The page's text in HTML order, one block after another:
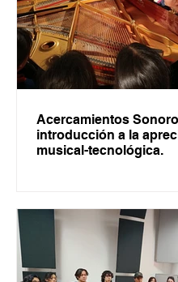
Acercamientos
introducción a la
musical-tecnológica.